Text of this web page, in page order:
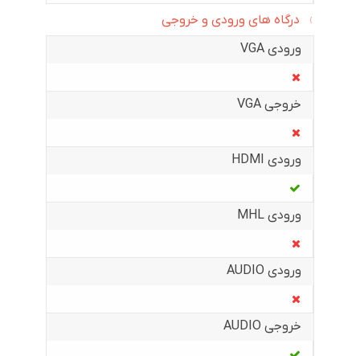
درگاه های ورودی و خروجی
ورودی VGA
خروجی VGA
ورودی HDMI
ورودی MHL
ورودی AUDIO
خروجی AUDIO